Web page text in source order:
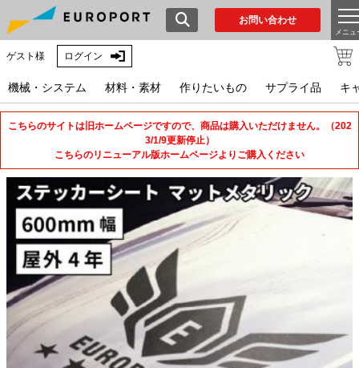
お問い合わせ
メニュ
ゲスト様 ログイン
機械・システム 材料・素材 作りたいもの サプライ品 キ
こちらのサイトは旧ホームページですので、商品は購入いただけません。（202
3/1/9更新停止）
こちらのリニューアル版ホームページよりご購入ください